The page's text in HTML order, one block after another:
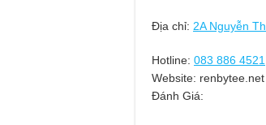
Địa chỉ: 2A Nguyễn
Hotline: 083 886 4521
Website: renbytee.net
Đánh Giá: